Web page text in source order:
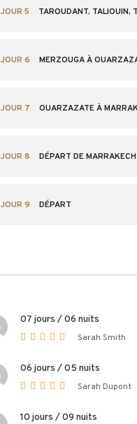
JOUR 5 TAROUDANT, TALIOUIN,
JOUR 6 MERZOUGA À
JOUR 7 OUARZAZATE À
JOUR 8 DÉPART DE MARRAKECH
JOUR 9 DÉPART
07 jours / 06 nuits
Sarah Smith
06 jours / 05 nuits
Sarah Dupont
10 jours / 09 nuits